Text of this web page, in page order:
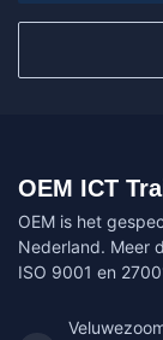
OEM ICT
OEM is het
Nederland. Meer
ISO 9001 en